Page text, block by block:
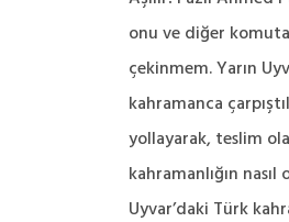
onu ve diğer
çekinmem. Yarın
kahramanca
yollayarak, teslim
kahramanlığın
Uyvar’daki Türk